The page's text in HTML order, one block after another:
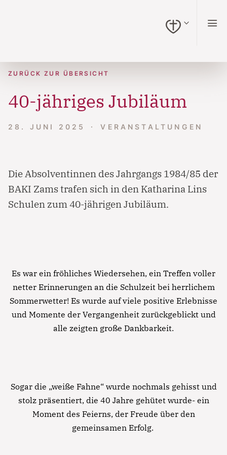
ZURÜCK ZUR ÜBERSICHT
40-jähriges Jubiläum
28. JUNI 2025 VERANSTALTUNGEN
Die Absolventinnen des Jahrgangs 1984/85 der
BAKI Zams trafen sich in den Katharina Lins
Schulen zum 40-jährigen Jubiläum.
Es war ein fröhliches Wiedersehen, ein Treffen voller
netter Erinnerungen an die Schulzeit bei herrlichem
Sommerwetter! Es wurde auf viele positive Erlebnisse
und Momente der Vergangenheit zurückgeblickt und
alle zeigten große Dankbarkeit.
Sogar die „weiße Fahne“ wurde nochmals gehisst und
stolz präsentiert, die 40 Jahre gehütet wurde- ein
Moment des Feierns, der Freude über den
gemeinsamen Erfolg.